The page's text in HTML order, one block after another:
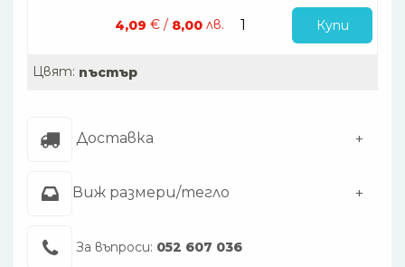
4,09 € / 8,00лв. Купи
Цвят: пъстър
Доставка
Виж размери/тегло
За въпроси: 052 607 036